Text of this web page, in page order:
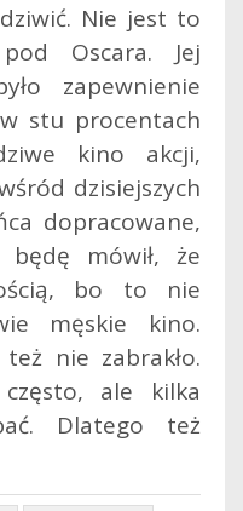
Nie jest to
Oscara. Jej
zapewnienie
stu procentach
kino akcji,
dzisiejszych
dopracowane,
będę mówił, że
bo to nie
męskie kino.
nie zabrakło.
ale kilka
Dlatego też